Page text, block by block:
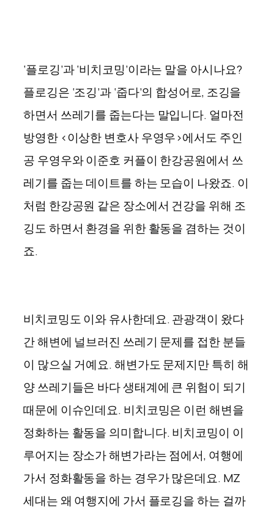
‘플로깅’과 ‘비치코밍’이라는 말을 아시나요?
플로깅은 ‘조깅’과 ‘줍다’의 합성어로, 조깅을
하면서 쓰레기를 줍는다는 말입니다. 얼마전
방영한 <이상한 변호사 우영우>에서도 주인
공 우영우와 이준호 커플이 한강공원에서 쓰
레기를 줍는 데이트를 하는 모습이 나왔죠. 이
처럼 한강공원 같은 장소에서 건강을 위해 조
깅도 하면서 환경을 위한 활동을 겸하는 것이
죠.
비치코밍도 이와 유사한데요. 관광객이 왔다
간 해변에 널브러진 쓰레기 문제를 접한 분들
이 많으실 거예요. 해변가도 문제지만 특히 해
양 쓰레기들은 바다 생태계에 큰 위험이 되기
때문에 이슈인데요. 비치코밍은 이런 해변을
정화하는 활동을 의미합니다. 비치코밍이 이
루어지는 장소가 해변가라는 점에서, 여행에
가서 정화활동을 하는 경우가 많은데요. MZ
세대는 왜 여행지에 가서 플로깅을 하는 걸까